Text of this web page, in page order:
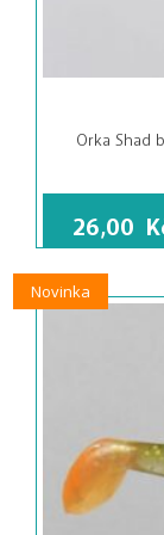
Orka Shad
26,00
Novinka